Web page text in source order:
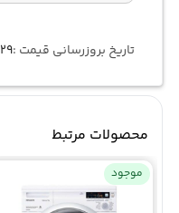
تاریخ بروزرسانی قیمت :۲۹ خرداد ۱۴۰۵
محصولات مرتبط
موجود